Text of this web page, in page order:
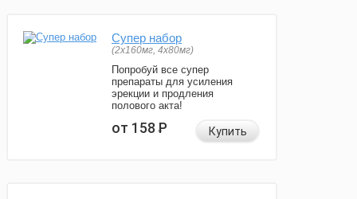
Супер набор
(2х160мг, 4х80мг)
Попробуй все супер
препараты для усиления
эрекции и продления
полового акта!
от 158Р Купить